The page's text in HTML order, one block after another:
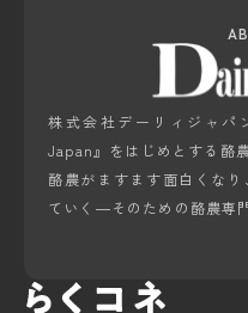
株式会社デーリィジャパ
Japan』をはじめとする酪
酪農がますます面白くな
ていく―そのための酪農専